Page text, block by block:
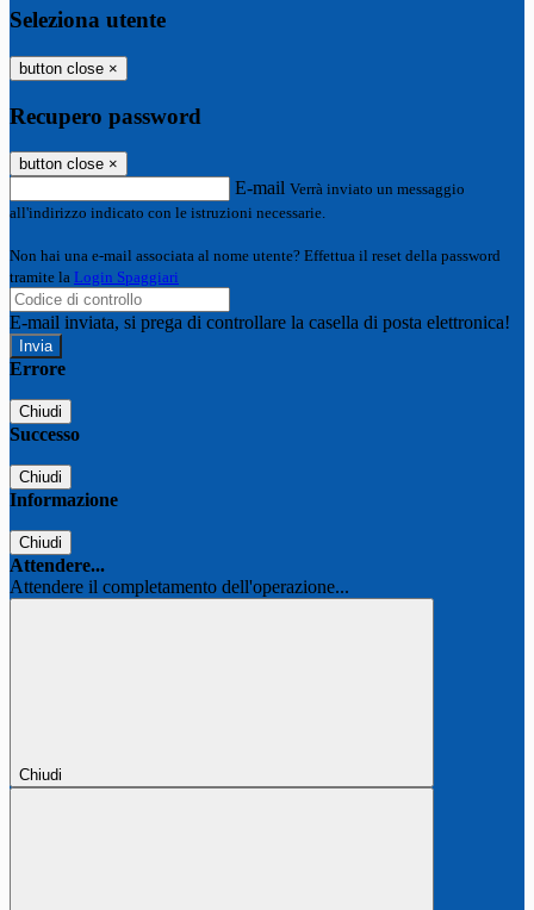
Seleziona utente
button close ×
Recupero password
button close ×
E-mail Verrà inviato un messaggio
all'indirizzo indicato con le istruzioni necessarie.
Non hai una e-mail associata al nome utente? Effettua il reset della password
tramite la Login Spaggiari
E-mail inviata, si prega di controllare la casella di posta elettronica!
Errore
Chiudi
Successo
Chiudi
Informazione
Chiudi
Attendere...
Attendere il completamento dell'operazione...
Chiudi